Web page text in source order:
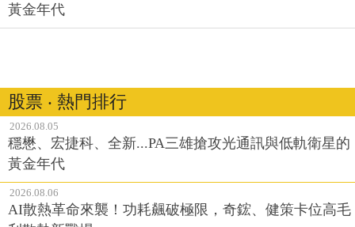
黃金年代
股票 ‧ 熱門排行
2026.08.05
穩懋、宏捷科、全新...PA三雄搶攻光通訊與低軌衛星的
黃金年代
2026.08.06
AI散熱革命來襲！功耗飆破極限，奇鋐、健策卡位高毛